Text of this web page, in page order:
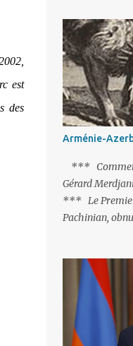
est
des
monde
une partie de
les putschistes
blesse, c’est
président
réalisation du
Arménie-
***
Gérard
*** Le
Pachinian,
fort avisé de
Fontaine et
Chien qui
C'est hélas
Littérature ne